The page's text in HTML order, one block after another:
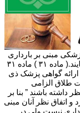
مبنی بر بارداری
یا عدم بارداری زوجه را مطالبه و بایگانی نمایند.( ماده ۳۱ ) ماده ۳۱
ارائه گواهی پزشک ذی
طلاق الزامی
داشته باشند ” بنا بر
اتفاق نظر آنان مبنی